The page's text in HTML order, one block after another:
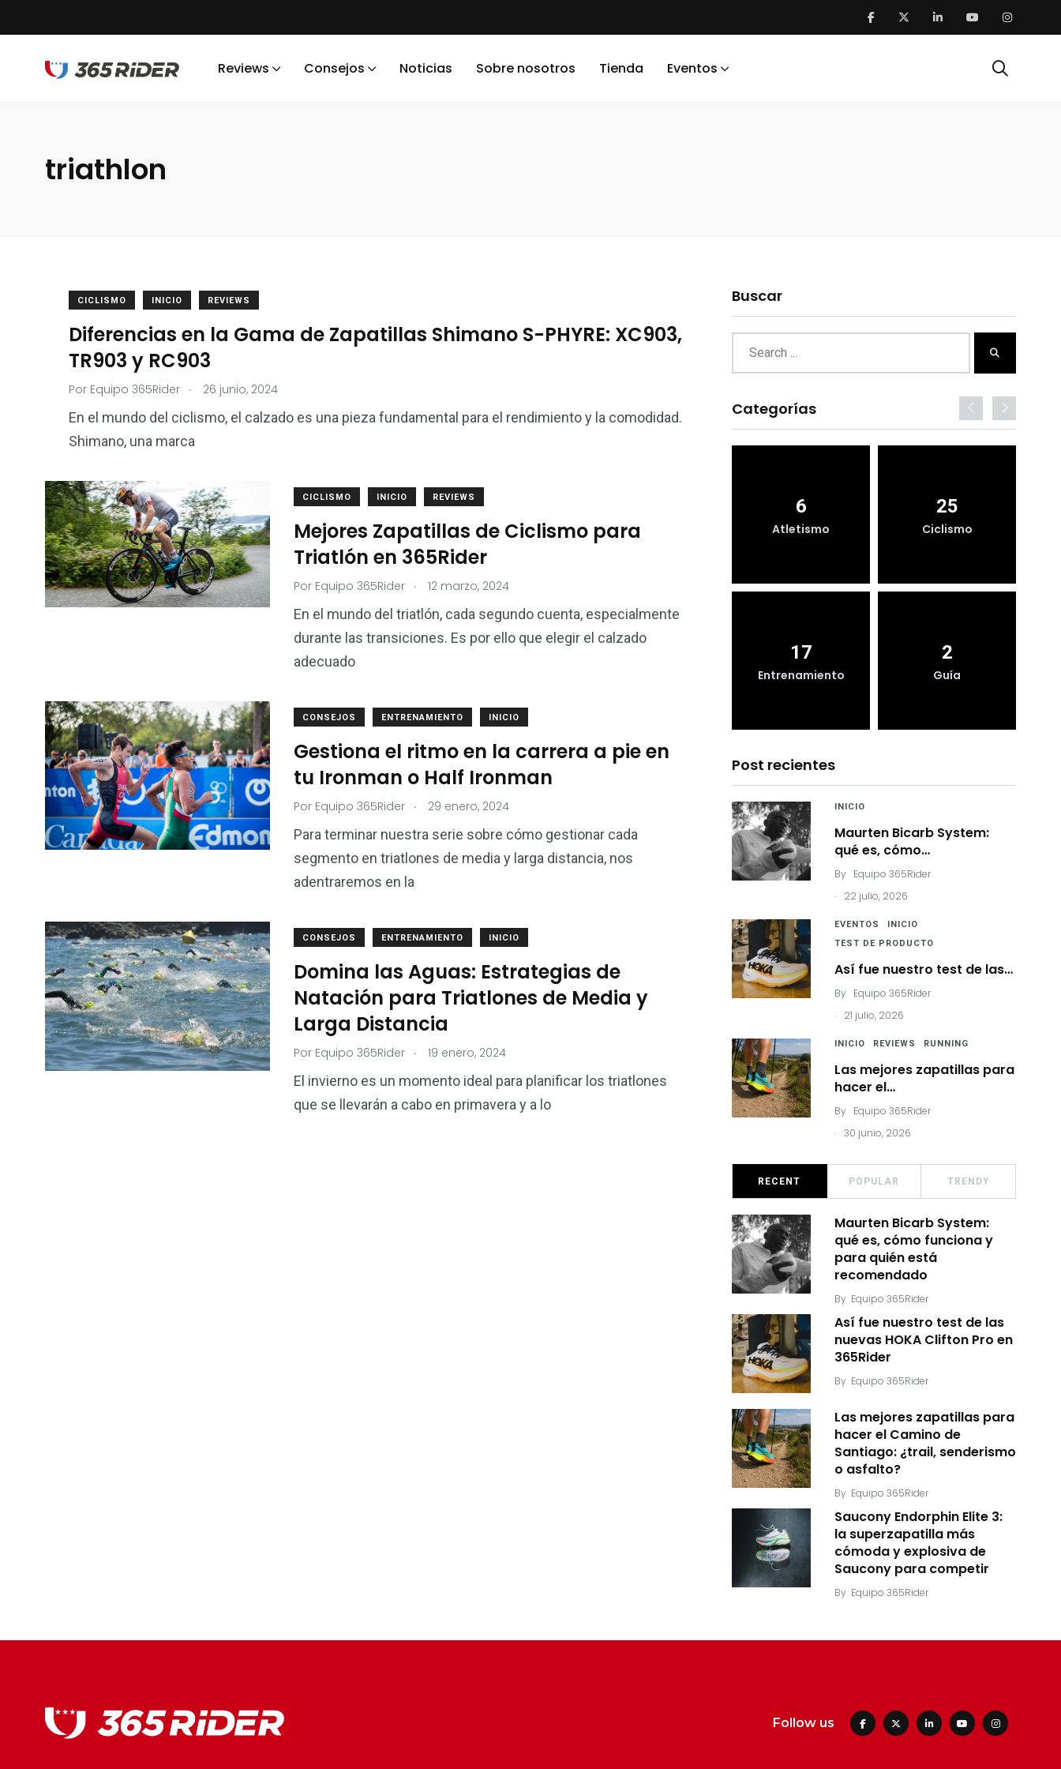
Reviews Consejos Noticias Sobre nosotros Tienda Eventos
triathlon
CICLISMO INICIO REVIEWS
Diferencias en la Gama de Zapatillas Shimano S-PHYRE: XC903,
TR903 y RC903
Por Equipo 365Rider . 26 junio, 2024
En el mundo del ciclismo, el calzado es una pieza fundamental para el rendimiento y la comodidad.
Shimano, una marca
CICLISMO INICIO REVIEWS
Mejores Zapatillas de Ciclismo para
Triatlón en 365Rider
Por Equipo 365Rider . 12 marzo, 2024
En el mundo del triatlón, cada segundo cuenta, especialmente
durante las transiciones. Es por ello que elegir el calzado
adecuado
CONSEJOS ENTRENAMIENTO INICIO
Gestiona el ritmo en la carrera a pie en
tu Ironman o Half Ironman
Por Equipo 365Rider . 29 enero, 2024
Para terminar nuestra serie sobre cómo gestionar cada
segmento en triatlones de media y larga distancia, nos
adentraremos en la
CONSEJOS ENTRENAMIENTO INICIO
Domina las Aguas: Estrategias de
Natación para Triatlones de Media y
Larga Distancia
Por Equipo 365Rider . 19 enero, 2024
El invierno es un momento ideal para planificar los triatlones
que se llevarán a cabo en primavera y a lo
Buscar
Categorías
120
Inicio
0
Inicio 2 Nutrición Test de Producto
6
Atletismo
25
Ciclismo
17
Entrenamiento
2
Guía
Post recientes
INICIO
Maurten Bicarb System:
qué es, cómo…
By Equipo 365Rider
.
22 julio, 2026
EVENTOS
INICIO
TEST DE PRODUCTO
Así fue nuestro test de las…
By Equipo 365Rider
.
21 julio, 2026
INICIO REVIEWS RUNNING
Las mejores zapatillas para
hacer el…
By Equipo 365Rider
.
30 junio, 2026
RECENT POPULAR TRENDY
Maurten Bicarb System:
qué es, cómo funciona y
para quién está
recomendado
By Equipo 365Rider
Así fue nuestro test de las
nuevas HOKA Clifton Pro en
365Rider
By Equipo 365Rider
Las mejores zapatillas para
hacer el Camino de
Santiago: ¿trail, senderismo
o asfalto?
By Equipo 365Rider
Saucony Endorphin Elite 3:
la superzapatilla más
cómoda y explosiva de
Saucony para competir
By Equipo 365Rider
Follow us